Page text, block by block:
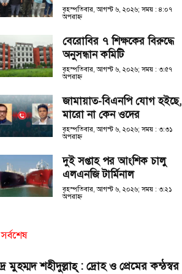
বৃহস্পতিবার, আগস্ট ৬, ২০২৬; সময় : ৪:০৭
অপরাহ্ণ
বেরোবির ৭ শিক্ষকের বিরুদ্ধে
অনুসন্ধান কমিটি
বৃহস্পতিবার, আগস্ট ৬, ২০২৬; সময় : ৩:৫৭
অপরাহ্ণ
জামায়াত-বিএনপি যোগ হইছে,
মারো না কেন ওদের
বৃহস্পতিবার, আগস্ট ৬, ২০২৬; সময় : ৩:৩১
অপরাহ্ণ
দুই সপ্তাহ পর আংশিক চালু
এলএনজি টার্মিনাল
বৃহস্পতিবার, আগস্ট ৬, ২০২৬; সময় : ৩:২১
অপরাহ্ণ
সর্বশেষ
মুহম্মদ শহীদুল্লাহ্ : দ্রোহ ও প্রেমের কন্ঠস্বর